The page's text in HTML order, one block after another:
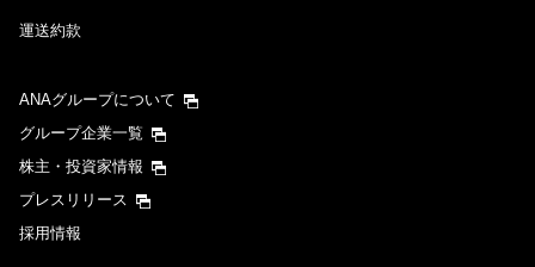
運送約款
ANAグループについて
グループ企業一覧
株主・投資家情報
プレスリリース
採用情報